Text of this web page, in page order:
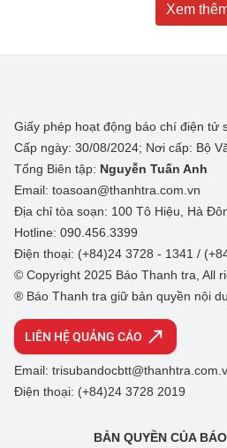
Xem
Giấy phép hoạt động báo chí điện tử
Cấp ngày: 30/08/2024; Nơi cấp: Bộ
Tổng Biên tập: Nguyễn Tuấn Anh
Email: toasoan@thanhtra.com.vn
Địa chỉ tòa soạn: 100 Tô Hiệu, Hà
Hotline: 090.456.3399
Điện thoại: (+84)24 3728 - 1341 /
© Copyright 2025 Báo Thanh tra, All
® Báo Thanh tra giữ bản quyền nội
LIÊN HỆ QUẢNG CÁO
Email:
Điện thoại: (+84)24 3728 2019
BẢN QUYỀN CỦA